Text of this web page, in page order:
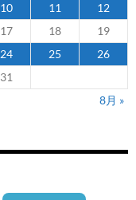
10 11
12
17 18
19
24 25
26
31
8月 »